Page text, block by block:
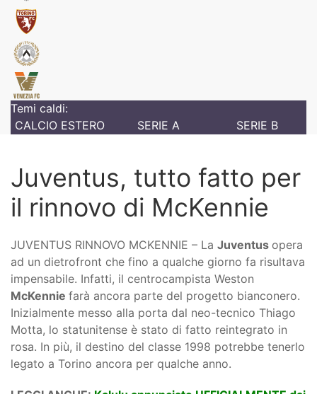
Temi caldi:
CALCIO ESTERO
SERIE A SERIE B
Juventus, tutto fatto per
il rinnovo di McKennie
JUVENTUS RINNOVO MCKENNIE – La Juventus opera
ad un dietrofront che fino a qualche giorno fa risultava
impensabile. Infatti, il centrocampista Weston
McKennie farà ancora parte del progetto bianconero.
Inizialmente messo alla porta dal neo-tecnico Thiago
Motta, lo statunitense è stato di fatto reintegrato in
rosa. In più, il destino del classe 1998 potrebbe tenerlo
legato a Torino ancora per qualche anno.